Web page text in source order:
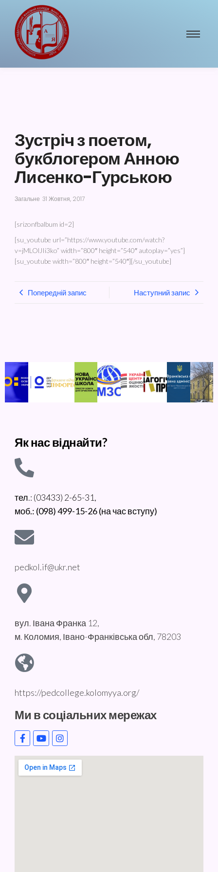
Зустріч з поетом,
букблогером Анною
Лисенко-Гурською
Загальне 31 Жовтня, 2017
[srizonfbalbum id=2]
[su_youtube url=”https://www.youtube.com/watch?
v=jMLOlJIi3ko” width=”800″ height=”540″ autoplay=”yes”]
[su_youtube width=”800″ height=”540″][/su_youtube]
Попередній запис Наступний запис
Як нас віднайти?
тел.: (03433) 2-65-31,
моб.: (098) 499-15-26 (на час вступу)
pedkol.if@ukr.net
вул. Івана Франка 12,
м. Коломия, Івано-Франківська обл, 78203
https://pedcollege.kolomyya.org/
Ми в соціальних мережах